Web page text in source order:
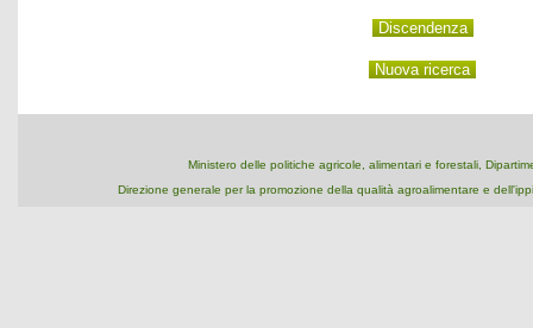
Ministero delle politiche agricole, alimentari e forestali,
Direzione generale per la promozione della qualità agroalimentare e